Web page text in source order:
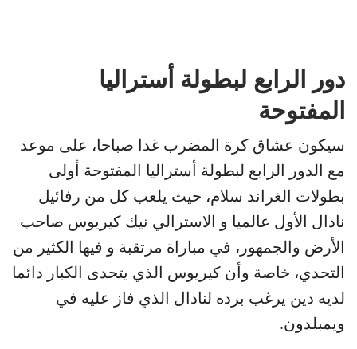
دور الرابع لبطولة أستراليا
المفتوحة
سيكون عشاق كرة المضرب غدا صباحا، على موعد
مع الدور الرابع لبطولة أستراليا المفتوحة أولى
بطولات الغراند سلام، حيث يلعب كل من رفائيل
نادال الأول عالميا و الاسترالي نيك كيريوس صاحب
الأرض والجمهور، في مباراة مرتقبة و فيها الكثير من
التحدي، خاصة وأن كيريوس الذي يتحدى الكبار دائما
لديه دين يرغب برده لنادال الذي فاز عليه في
ويمبلدون.